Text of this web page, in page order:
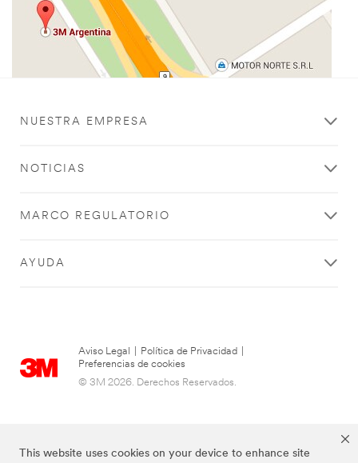
This website uses cookies on your device to enhance site
NUESTRA EMPRESA
NOTICIAS
MARCO REGULATORIO
AYUDA
Aviso Legal Política de Privacidad
Preferencias de cookies
© 3M 2026. Derechos Reservados.